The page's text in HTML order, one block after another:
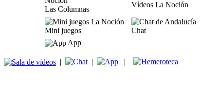
Las Columnas
Vídeos La Noción
Mini juegos
Chat
App
| | |